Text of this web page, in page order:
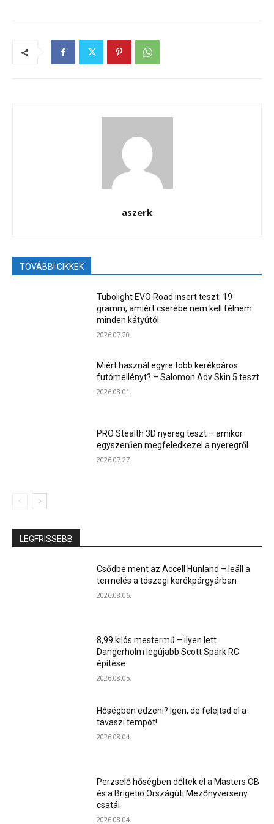
aszerk
TOVÁBBI CIKKEK
Tubolight EVO Road insert teszt: 19
gramm, amiért cserébe nem kell félnem
minden kátyútól
2026.07.20.
Miért használ egyre több kerékpáros
futómellényt? – Salomon Adv Skin 5 teszt
2026.08.01.
PRO Stealth 3D nyereg teszt – amikor
egyszerűen megfeledkezel a nyeregről
2026.07.27.
LEGFRISSEBB
Csődbe ment az Accell Hunland – leáll a
termelés a tószegi kerékpárgyárban
2026.08.06.
8,99 kilós mestermű – ilyen lett
Dangerholm legújabb Scott Spark RC
építése
2026.08.05.
Hőségben edzeni? Igen, de felejtsd el a
tavaszi tempót!
2026.08.04.
Perzselő hőségben dőltek el a Masters OB
és a Brigetio Országúti Mezőnyverseny
csatái
2026.08.04.